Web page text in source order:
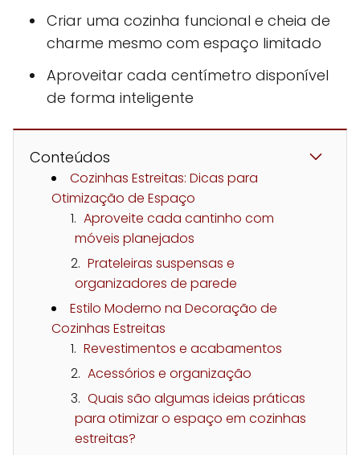
Criar uma cozinha funcional e cheia de
charme mesmo com espaço limitado
Aproveitar cada centímetro disponível
de forma inteligente
Conteúdos
Cozinhas Estreitas: Dicas para
Otimização de Espaço
Aproveite cada cantinho com
móveis planejados
Prateleiras suspensas e
organizadores de parede
Estilo Moderno na Decoração de
Cozinhas Estreitas
Revestimentos e acabamentos
Acessórios e organização
Quais são algumas ideias práticas
para otimizar o espaço em cozinhas
estreitas?